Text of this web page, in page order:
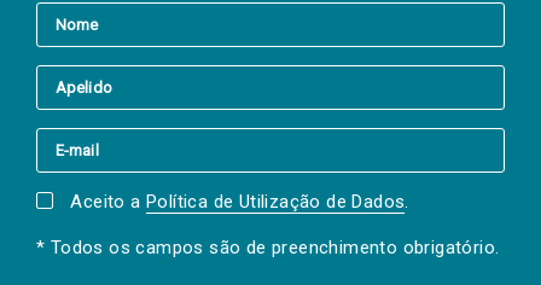
Aceito a Política de Utilização de Dados.
* Todos os campos são de preenchimento obrigatório.